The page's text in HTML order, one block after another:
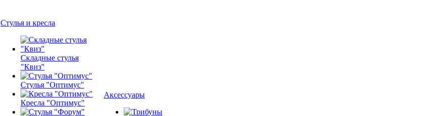
Стулья и кресла
Складные стулья
"Квиз"
Стулья "Оптимус"
Кресла "Оптимус"
Аксессуары